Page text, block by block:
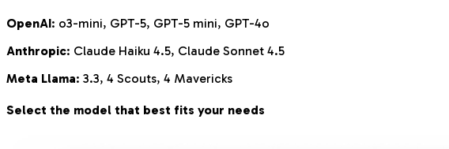
OpenAI: o3-mini, GPT-5, GPT-5 mini, GPT-4o
Anthropic: Claude Haiku 4.5, Claude Sonnet 4.5
Meta Llama: 3.3, 4 Scouts, 4 Mavericks
Select the model that best fits your needs